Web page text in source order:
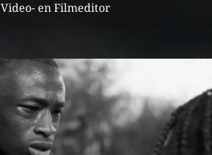
Video- en Filmeditor